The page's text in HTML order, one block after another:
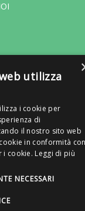
Castel
0376-770151
- 14:30/18:30
utilizza
i cookie per
di
il nostro sito web
in conformità con
i cookie. Leggi di più
NECESSARI